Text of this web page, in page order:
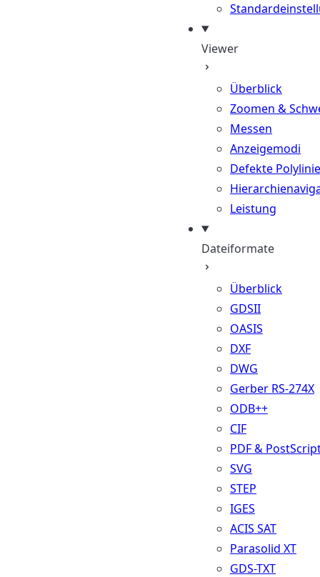
Viewer
Überblick
Zoomen &
Messen
Anzeigemodi
Defekte
Leistung
Dateiformate
Überblick
GDSII
OASIS
DXF
DWG
Gerber RS-274X
ODB++
CIF
PDF &
SVG
STEP
IGES
ACIS SAT
Parasolid XT
GDS-TXT